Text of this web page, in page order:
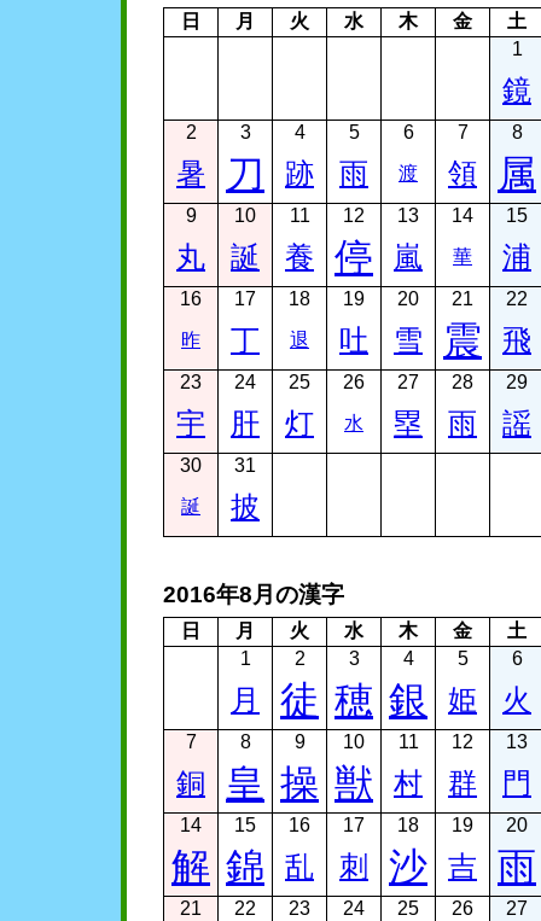
日 月 火 水 木 金
土
1
鏡
2
暑
3
刀
4
跡
5
雨
6
渡
7
領
8
属
9
丸
10
誕
11
養
12
停
13
嵐
14
華
15
浦
16
昨
17
丁
18
退
19
吐
20
雪
21
震
22
飛
23
宇
24
肝
25
灯
26
水
27
塁
28
雨
29
謡
30
誕
31
披
2016年8月の漢字
日 月 火 水 木 金
土
1
月
2
徒
3
穂
4
銀
5
姫
6
火
7
銅
8
皇
9
操
10
獣
11
村
12
群
13
門
14
解
15
錦
16
乱
17
刺
18
沙
19
吉
20
雨
21
22 23 24
25
26 27